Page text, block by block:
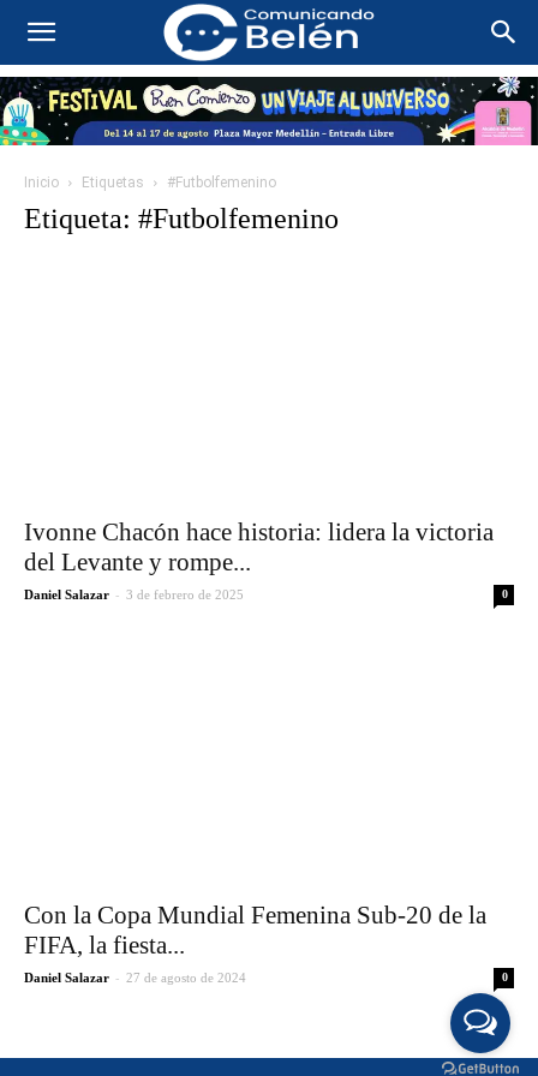
Inicio Etiquetas #Futbolfemenino
Etiqueta: #Futbolfemenino
Ivonne Chacón hace historia: lidera la victoria
del Levante y rompe...
Daniel Salazar - 3 de febrero de 2025 0
Con la Copa Mundial Femenina Sub-20 de la
FIFA, la fiesta...
Daniel Salazar - 27 de agosto de 2024 0